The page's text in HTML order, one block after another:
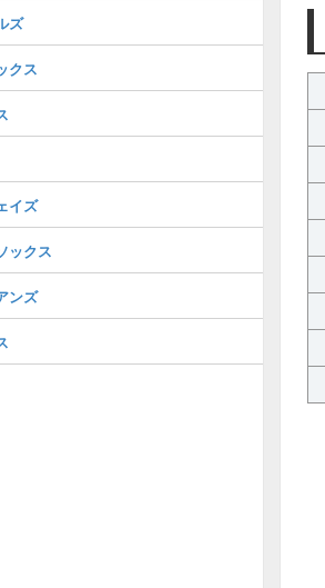
ズ
クス
イズ
ックス
ンズ